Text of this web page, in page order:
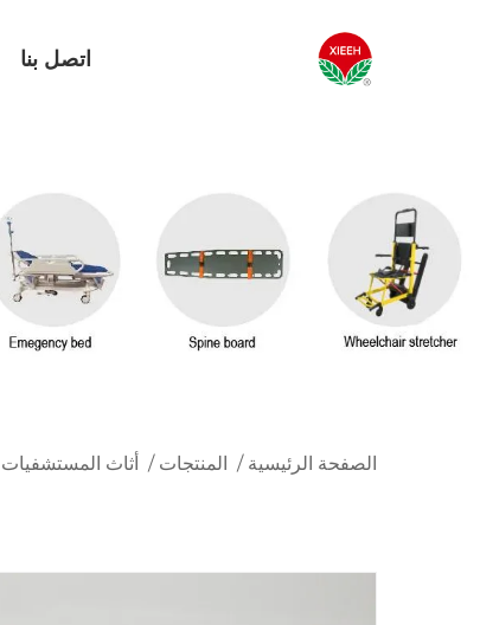
اتصل بنا
الصفحة الرئيسية / المنتجات / أثاث المستشفيات